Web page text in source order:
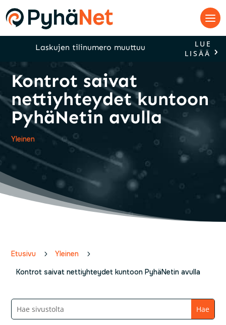
Laskujen tilinumero muuttuu
LUE
LISÄÄ
Kontrot saivat
nettiyhteydet kuntoon
PyhäNetin avulla
Yleinen
Etusivu 5 Yleinen
5
Kontrot saivat nettiyhteydet kuntoon PyhäNetin avulla